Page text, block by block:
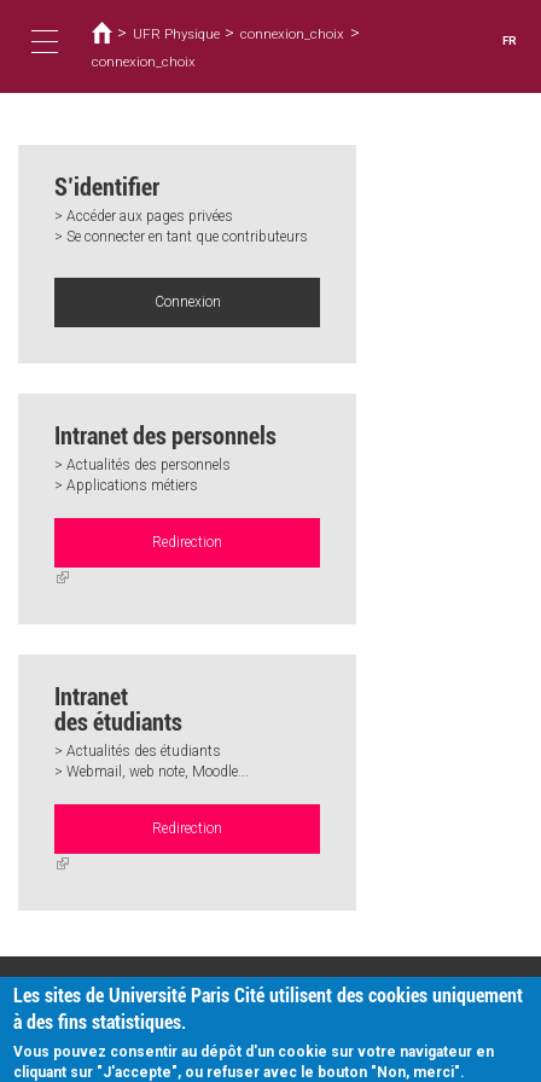
contenu
Toggle
navigation
êtes
ici
> UFR Physique > connexion_choix >
connexion_choix
FR
S’identifier
> Accéder aux pages privées
> Se connecter en tant que contributeurs
Connexion
Intranet des personnels
> Actualités des personnels
> Applications métiers
Redirection
(link
Intranet
des étudiants
> Actualités des étudiants
> Webmail, web note, Moodle...
Redirection
(link
PRATIQUE
Plan d'accès
Intranet
Mentions légales
Données personnelles
Les sites de Université Paris Cité utilisent des cookies uniquement
à des fins statistiques.
Vous pouvez consentir au dépôt d'un cookie sur votre navigateur en
cliquant sur "J'accepte", ou refuser avec le bouton "Non, merci".